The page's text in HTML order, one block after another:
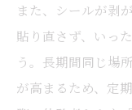
また、シールが剥
貼り直さず、いっ
う。長期間同じ場
が高まるため、定